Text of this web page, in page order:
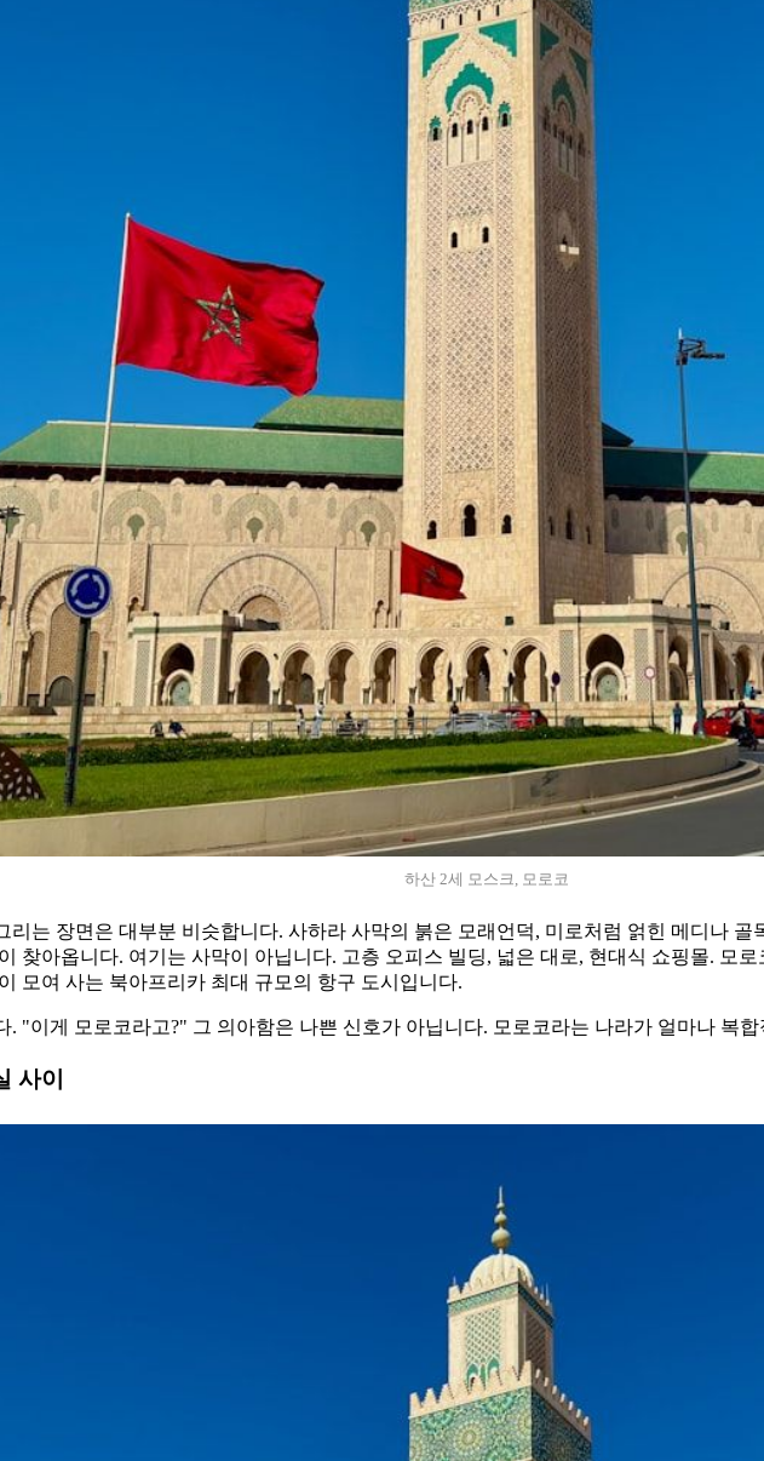
하산 2세 모스크, 모로코
리는 장면은 대부분 비슷합니다. 사하라 사막의 붉은 모래언덕, 미로처럼 얽힌 메디나
찾아옵니다. 여기는 사막이 아닙니다. 고층 오피스 빌딩, 넓은 대로, 현대식 쇼핑몰. 모
모여 사는 북아프리카 최대 규모의 항구 도시입니다.
. "이게 모로코라고?" 그 의아함은 나쁜 신호가 아닙니다. 모로코라는 나라가 얼마나 복
사이